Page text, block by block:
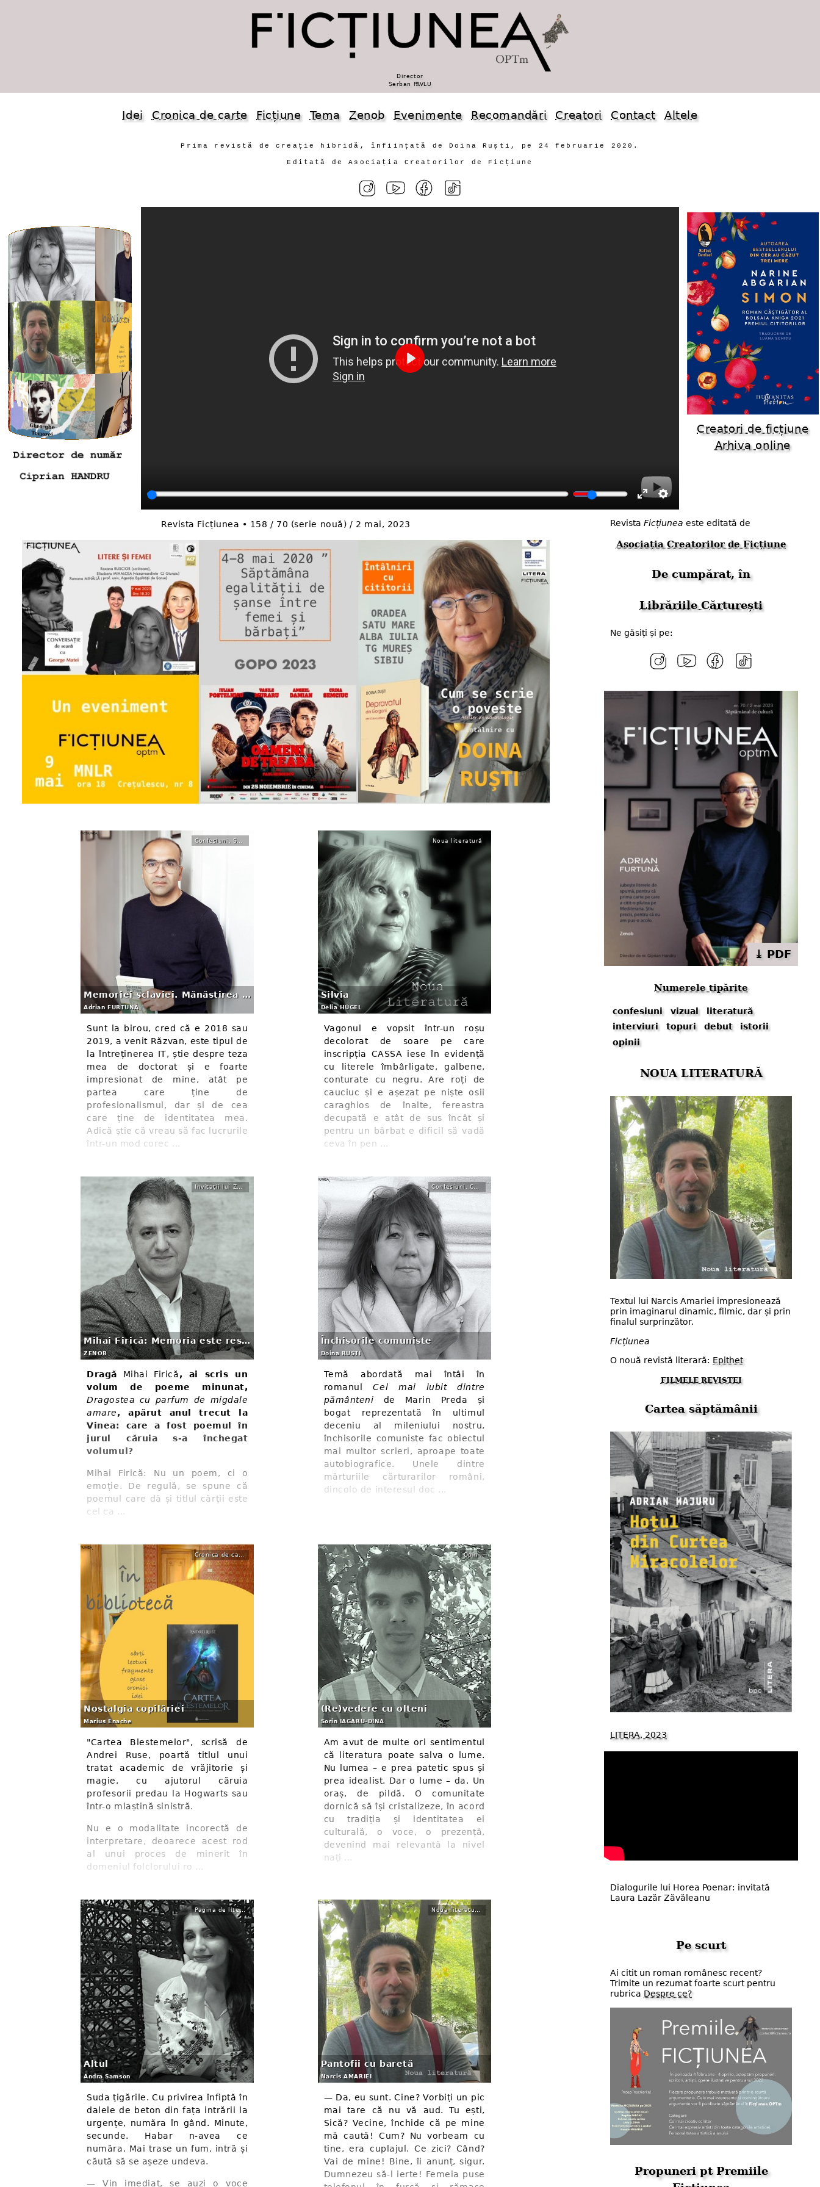
Director
Șerban PAVLU
Idei Cronica de carte Ficțiune Tema Zenob Evenimente Recomandări Creatori Contact Altele
Prima revistă de creație hibridă, înființată de Doina Ruști, pe 24 februarie 2020.
Editată de Asociația Creatorilor de Ficțiune
Enter
fullscreen
Settings
Play
Creatori de ficțiune
Arhiva online
Revista Ficțiunea • 158 / 70 (serie nouă) / 2 mai, 2023
Confesiuni. Sociolog pe teren
Memoriei sclaviei. Mănăstirea Bistrița, Festivalul Căldărarilor și Biserica Peri Țigănia
Adrian FURTUNĂ
Sunt la birou, cred că e 2018 sau
2019, a venit Răzvan, este tipul de
la întreținerea IT, știe despre teza
mea de doctorat și e foarte
impresionat de mine, atât pe
partea care ține de
profesionalismul, dar și de cea
care ține de identitatea mea.
Adică știe că vreau să fac lucrurile
într-un mod corec ...
Noua literatură
Silvia
Delia HÜGEL
Vagonul e vopsit într-un roșu
decolorat de soare pe care
inscripția CASSA iese în evidență
cu literele îmbârligate, galbene,
conturate cu negru. Are roți de
cauciuc și e așezat pe niște osii
caraghios de înalte, fereastra
decupată e atât de sus încât și
pentru un bărbat e dificil să vadă
ceva în pen ...
Invitații lui Zenob
Mihai Firică: Memoria este resortul scrierii
ZENOB
Dragă Mihai Firică, ai scris un
volum de poeme minunat,
Dragostea cu parfum de migdale
amare, apărut anul trecut la
Vinea: care a fost poemul în
jurul căruia s-a închegat
volumul?
Mihai Firică: Nu un poem, ci o
emoție. De regulă, se spune că
poemul care dă și titlul cărții este
cel ca ...
Confesiuni. Carte
Închisorile comuniste
Doina RUȘTI
Temă abordată mai întâi în
romanulCel mai iubit dintre
pământeni de Marin Preda și
bogat reprezentată în ultimul
deceniu al mileniului nostru,
închisorile comuniste fac obiectul
mai multor scrieri, aproape toate
autobiografice. Unele dintre
mărturiile cărturarilor români,
dincolo de interesul doc ...
Cronica de carte
Nostalgia copilăriei
Marius Enache
"Cartea Blestemelor", scrisă de
Andrei Ruse, poartă titlul unui
tratat academic de vrăjitorie și
magie, cu ajutorul căruia
profesorii predau la Hogwarts sau
într-o mlaștină sinistră.
Nu e o modalitate incorectă de
interpretare, deoarece acest rod
al unui proces de minerit în
domeniul folclorului ro ...
Opinii
(Re)vedere cu olteni
Sorin IAGĂRU-DINA
Am avut de multe ori sentimentul
că literatura poate salva o lume.
Nu lumea – e prea patetic spus și
prea idealist. Dar o lume – da. Un
oraș, de pildă. O comunitate
dornică să își cristalizeze, în acord
cu tradiția și identitatea ei
culturală, o voce, o prezență,
devenind mai relevantă la nivel
nați ...
Pagina de literatură
Altul
Andra Samson
Suda țigările. Cu privirea înfiptă în
dalele de beton din fața intrării la
urgențe, număra în gând. Minute,
secunde. Habar n-avea ce
număra. Mai trase un fum, intră și
căută să se așeze undeva.
— Vin imediat, se auzi o voce
Noua literatură. Proză scurtă
Pantofii cu baretă
Narcis AMARIEI
— Da, eu sunt. Cine? Vorbiți un pic
mai tare că nu vă aud. Tu ești,
Sică? Vecine, închide că pe mine
mă caută! Cum? Nu vorbeam cu
tine, era cuplajul. Ce zici? Când?
Vai de mine! Bine, îi anunț, sigur.
Dumnezeu să-l ierte! Femeia puse
Revista Ficțiunea este editată de
Asociația Creatorilor de Ficțiune
De cumpărat, în
Librăriile Cărturești
Ne găsiți și pe:
⤓ PDF
Numerele tipărite
confesiuni vizual
literatură
interviuri
topuri debut
istorii
opinii
NOUA LITERATURĂ
Textul lui Narcis Amariei impresionează
prin imaginarul dinamic, filmic, dar și prin
finalul surprinzător.
Ficțiunea
O nouă revistă literară: Epithet
FILMELE REVISTEI
Cartea săptămânii
LITERA, 2023
Dialogurile lui Horea Poenar: invitată
Laura Lazăr Zăvăleanu
Pe scurt
Ai citit un roman românesc recent?
Trimite un rezumat foarte scurt pentru
rubrica Despre ce?
Propuneri pt Premiile